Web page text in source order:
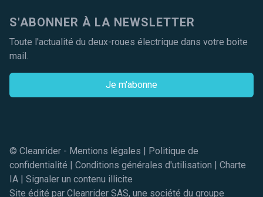
S'ABONNER À LA NEWSLETTER
Toute l'actualité du deux-roues électrique dans votre boite
mail.
Je m'abonne
© Cleanrider - Mentions légales
Politique de
confidentialité
Conditions générales d'utilisation
Charte
IA
Signaler un contenu illicite
Site édité par Cleanrider SAS, une société du groupe